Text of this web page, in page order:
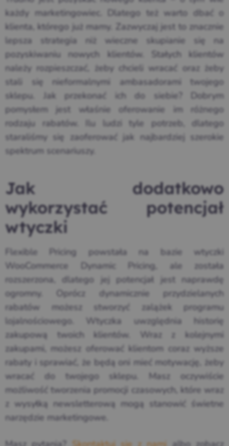
każdy marketingowiec. Dlatego też warto dbać o
klienta, którego już mamy. Zazwyczaj jest to znacznie
lepsza strategia niż wieczne skupianie się na
pozyskiwaniu nowych klientów. Stałych klientów
należy rozpieszczać, żeby chcieli wracać oraz żeby
stali się nieformalnymi ambasadorami twojego
sklepu. Jak przekonać ich do siebie? Dobrym
pomysłem jest właśnie oferowanie im różnego
rodzaju rabatów. Ilu ludzi tyle potrzeb, dlatego
staraliśmy się zaoferować jak najbardziej szerokie
spektrum scenariuszy.
Jak dodatkowo
wykorzystać potencjał
wtyczki
Flexible Pricing powstała na bazie wtyczki
WooCommerce Dynamic Pricing, ale została
rozszerzona, dlatego jej potencjał jest naprawdę
ogromny. Oprócz dynamicznie przydzielanych
rabatów możesz stworzyć zalążek programu
lojalnościowego. Wtyczka uwzględnia historię
zakupową twoich klientów. Wraz z kolejnymi
zakupami, możesz oferować klientom coraz wyższe
rabaty i sprawiać, że będą oni mieć motywację, żeby
wracać do twojego sklepu. Masz oczywiście
możliwość tworzenia promocji czasowych, które wraz
z wysyłką newsletterową mogą stanowić świetne
narzędzie marketingowe.